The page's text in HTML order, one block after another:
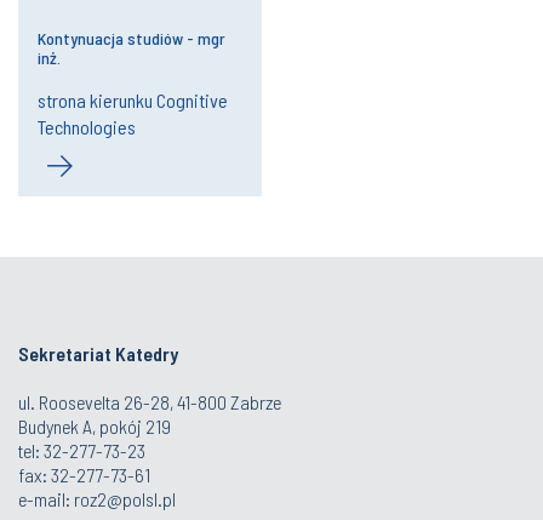
Kontynuacja studiów - mgr
inż.
strona kierunku Cognitive
Technologies
Sekretariat Katedry
ul. Roosevelta 26-28, 41-800 Zabrze
Budynek A, pokój 219
tel: 32-277-73-23
fax: 32-277-73-61
e-mail: roz2@polsl.pl